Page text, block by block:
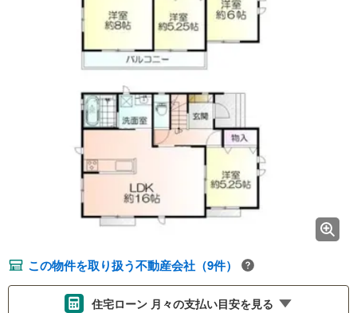
この物件を取り扱う不動産会社（9件）
住宅ローン 月々の支払い目安を見る